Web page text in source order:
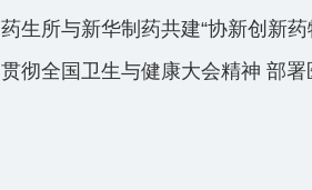
药生所与新华制药共建“协新创新
贯彻全国卫生与健康大会精神 部